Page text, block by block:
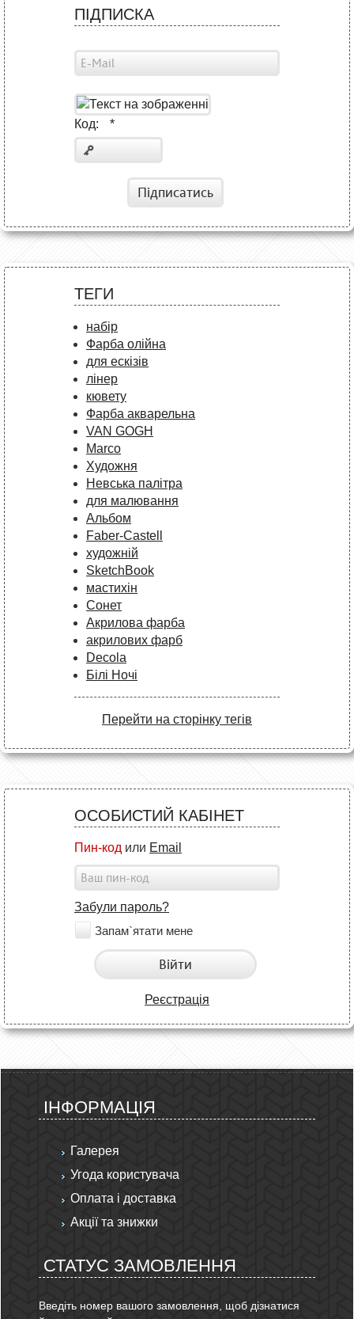
ПІДПИСКА
Код: *
Підписатись
ТЕГИ
набір
Фарба олійна
для ескізів
лінер
кювету
Фарба акварельна
VAN GOGH
Marco
Художня
Невська палітра
для малювання
Альбом
Faber-Castell
художній
SketchBook
мастихін
Сонет
Акрилова фарба
акрилових фарб
Decola
Білі Ночі
Перейти на сторінку тегів
ОСОБИСТИЙ КАБІНЕТ
Пин-код или Email
Забули пароль?
Запам`ятати мене
Війти
Реєстрація
ІНФОРМАЦІЯ
Галерея
Угода користувача
Оплата і доставка
Акції та знижки
СТАТУС ЗАМОВЛЕННЯ
Введіть номер вашого замовлення, щоб дізнатися